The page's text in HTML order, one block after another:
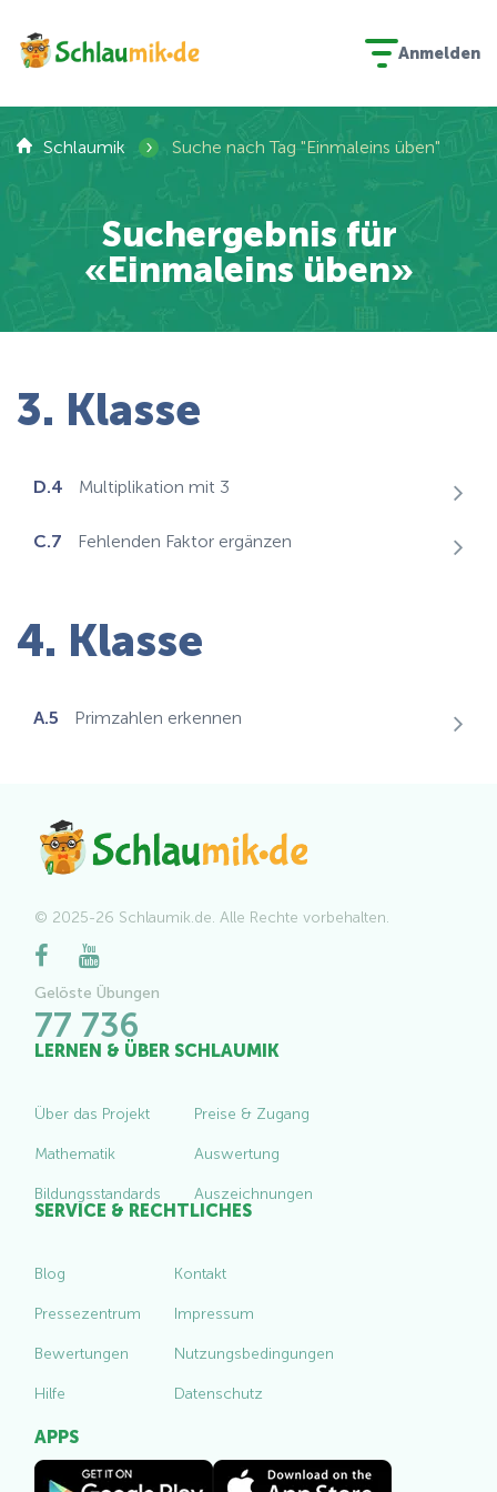
Anmelden
Schlaumik › Suche nach Tag "Einmaleins üben"
Suchergebnis für
«Einmaleins üben»
3. Klasse
D.4 Multiplikation mit 3
C.7 Fehlenden Faktor ergänzen
4. Klasse
A.5 Primzahlen erkennen
© 2025-26 Schlaumik.de. Alle Rechte vorbehalten.
Gelöste Übungen
77 736
LERNEN & ÜBER SCHLAUMIK
Über das Projekt
Mathematik
Bildungsstandards
Preise & Zugang
Auswertung
Auszeichnungen
SERVICE & RECHTLICHES
Blog
Pressezentrum
Bewertungen
Hilfe
Kontakt
Impressum
Nutzungsbedingungen
Datenschutz
APPS